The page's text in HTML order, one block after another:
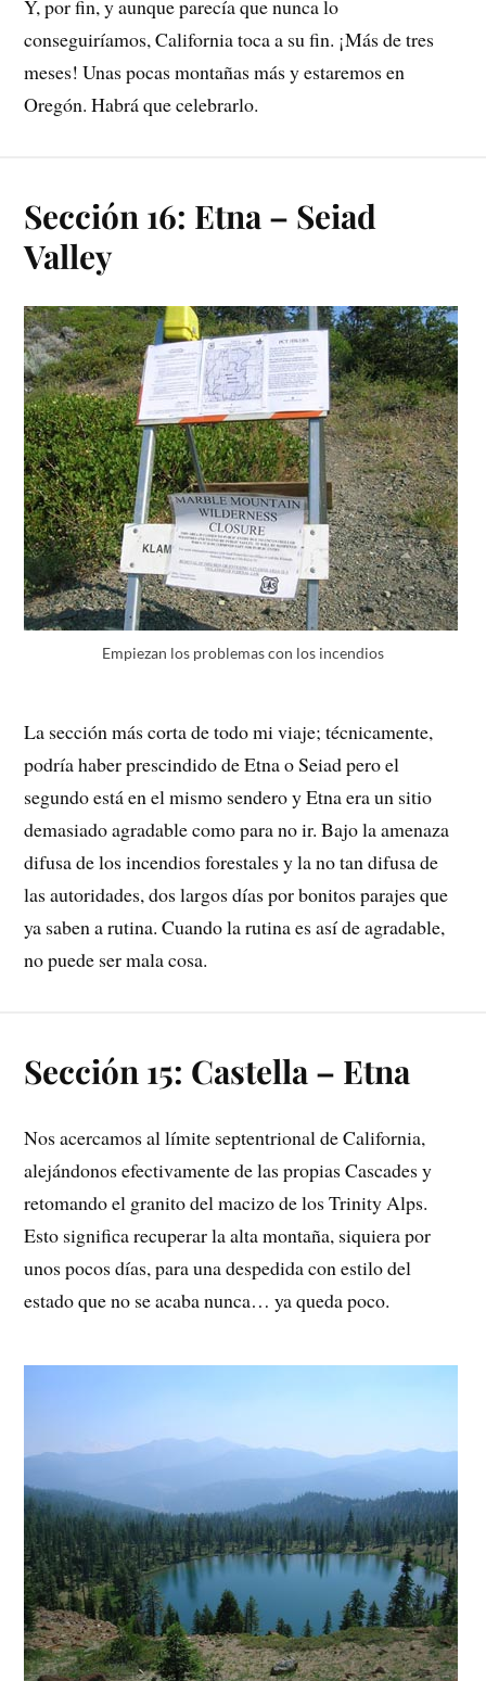
Y, por fin, y aunque parecía que nunca lo
conseguiríamos, California toca a su fin. ¡Más de tres
meses! Unas pocas montañas más y estaremos en
Oregón. Habrá que celebrarlo.
Sección 16: Etna – Seiad
Valley
Empiezan los problemas con los incendios
La sección más corta de todo mi viaje; técnicamente,
podría haber prescindido de Etna o Seiad pero el
segundo está en el mismo sendero y Etna era un sitio
demasiado agradable como para no ir. Bajo la amenaza
difusa de los incendios forestales y la no tan difusa de
las autoridades, dos largos días por bonitos parajes que
ya saben a rutina. Cuando la rutina es así de agradable,
no puede ser mala cosa.
Sección 15: Castella – Etna
Nos acercamos al límite septentrional de California,
alejándonos efectivamente de las propias Cascades y
retomando el granito del macizo de los Trinity Alps.
Esto significa recuperar la alta montaña, siquiera por
unos pocos días, para una despedida con estilo del
estado que no se acaba nunca… ya queda poco.